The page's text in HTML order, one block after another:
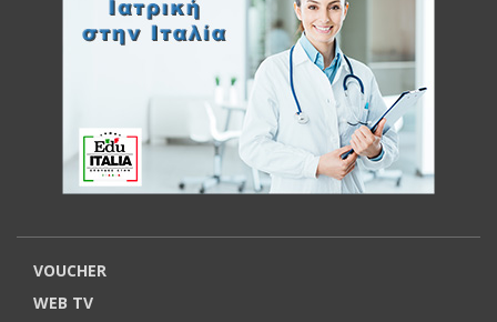
VOUCHER
WEB TV